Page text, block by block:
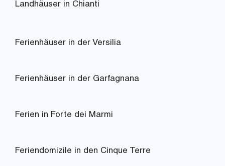
Landhäuser in Chianti
Ferienhäuser in der Versilia
Ferienhäuser in der Garfagnana
Ferien in Forte dei Marmi
Feriendomizile in den Cinque Terre